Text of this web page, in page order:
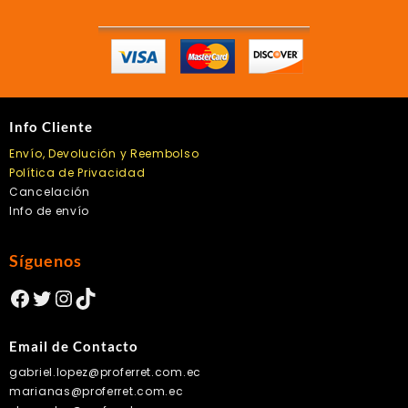
la
página
de
Info Cliente
Envío, Devolución y Reembolso
Política de Privacidad
Cancelación
Info de envío
Síguenos
Facebook
Twitter
Instagram
TikTok
Email de Contacto
gabriel.lopez@proferret.com.ec
marianas@proferret.com.ec